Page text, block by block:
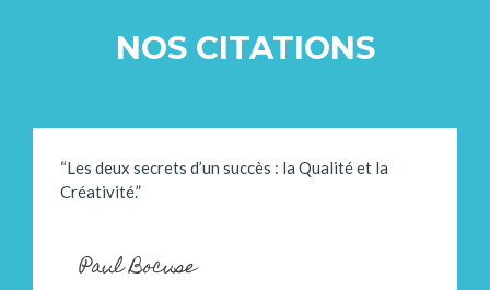
NOS CITATIONS
“Les deux secrets d’un succès : la Qualité et la
Créativité.”
Paul Bocuse